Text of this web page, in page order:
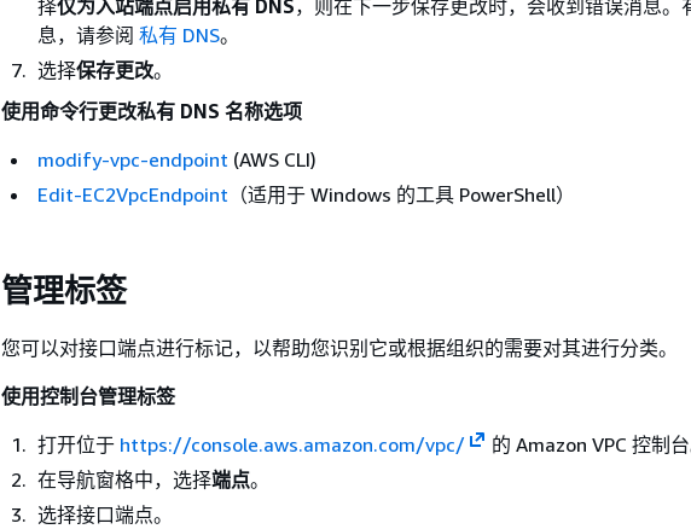
择仅为入站端点启用私有 DNS，则在下一步保存更改时，会收到错误消息。
息，请参阅 私有 DNS。
选择保存更改。
使用命令行更改私有 DNS 名称选项
modify-vpc-endpoint (AWS CLI)
Edit-EC2VpcEndpoint （适用于 Windows 的工具 PowerShell）
管理标签
您可以对接口端点进行标记，以帮助您识别它或根据组织的需要对其进行分类。
使用控制台管理标签
打开位于 https://console.aws.amazon.com/vpc/
的 Amazon VPC 控制台
在导航窗格中，选择端点。
选择接口端点。